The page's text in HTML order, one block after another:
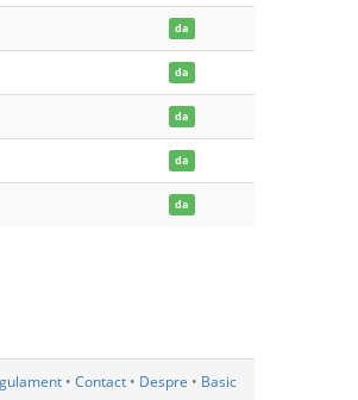
da
da
da
da
da
• Contact • Despre • Basic